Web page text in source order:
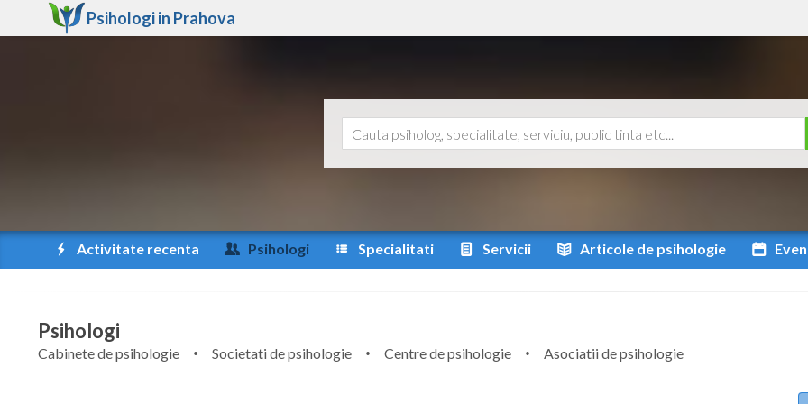
Psihologi in Prahova
Activitate recenta Psihologi Specialitati Servicii Articole de psihologie
Psihologi
Cabinete de psihologie Societati de psihologie Centre de psihologie
Asociatii de psihologie